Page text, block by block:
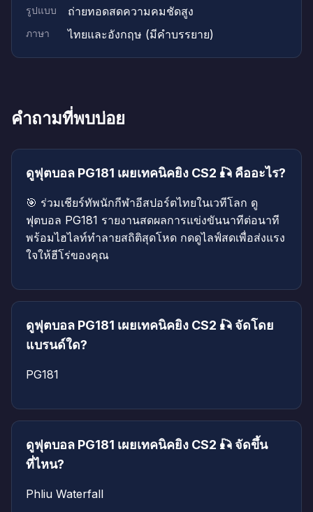
รูปแบบ ถ่ายทอดสดความคมชัดสูง
ภาษา ไทยและอังกฤษ (มีคำบรรยาย)
คำถามที่พบบ่อย
ดูฟุตบอล PG181 เผยเทคนิคยิง CS2 🎣 คืออะไร?
🎯 ร่วมเชียร์ทัพนักกีฬาอีสปอร์ตไทยในเวทีโลก ดู
ฟุตบอล PG181 รายงานสดผลการแข่งขันนาทีต่อนาที
พร้อมไฮไลท์ทำลายสถิติสุดโหด กดดูไลฟ์สดเพื่อส่งแรง
ใจให้ฮีโร่ของคุณ
ดูฟุตบอล PG181 เผยเทคนิคยิง CS2 🎣 จัดโดย
แบรนด์ใด?
PG181
ดูฟุตบอล PG181 เผยเทคนิคยิง CS2 🎣 จัดขึ้น
ที่ไหน?
Phliu Waterfall